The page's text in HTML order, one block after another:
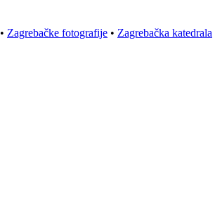
• Zagrebačke fotografije • Zagrebačka katedrala